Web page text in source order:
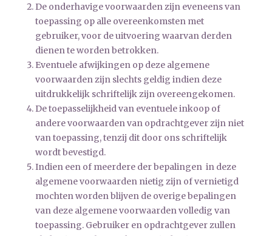
De onderhavige voorwaarden zijn eveneens van
toepassing op alle overeenkomsten met
gebruiker, voor de uitvoering waarvan derden
dienen te worden betrokken.
Eventuele afwijkingen op deze algemene
voorwaarden zijn slechts geldig indien deze
uitdrukkelijk schriftelijk zijn overeengekomen.
De toepasselijkheid van eventuele inkoop­ of
andere voorwaarden van opdrachtgever zijn niet
van toepassing, tenzij dit door ons schriftelijk
wordt bevestigd.
Indien een of meerdere der bepalingen in deze
algemene voorwaarden nietig zijn of vernietigd
mochten worden blijven de overige bepalingen
van deze algemene voorwaarden volledig van
toepassing. Gebruiker en opdrachtgever zullen